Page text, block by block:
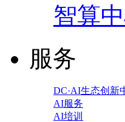
智算
服务
DC·AI生态创新
AI服务
AI培训